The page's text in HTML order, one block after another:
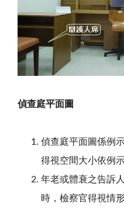
偵查庭平面圖
偵查庭平面圖係例
得視空間大小依例
年老或體衰之告訴
時，檢察官得視情